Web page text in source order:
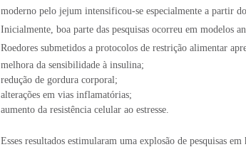
moderno pelo jejum intensificou-se especialmente a partir
Inicialmente, boa parte das pesquisas ocorreu em modelos
Roedores submetidos a protocolos de restrição alimentar
melhora da sensibilidade à insulina;
redução de gordura corporal;
alterações em vias inflamatórias;
aumento da resistência celular ao estresse.
Esses resultados estimularam uma explosão de pesquisas em